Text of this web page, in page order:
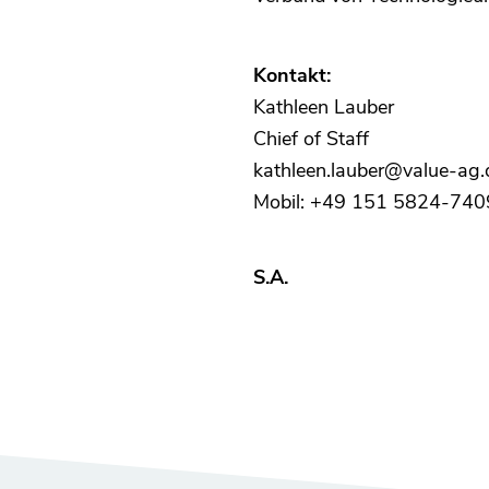
Kontakt:
Kathleen Lauber
Chief of Staff
kathleen.lauber@value-
Mobil: +49 151 5824-
S.A.